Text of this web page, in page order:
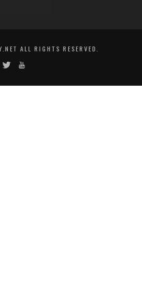
ALL RIGHTS RESERVED.